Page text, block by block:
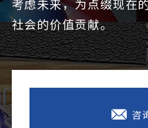
考虑未来，为点缀现在
社会的价值贡献。
咨